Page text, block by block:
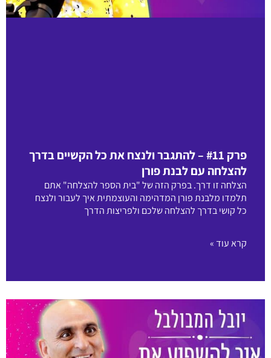
פרק #11 – להתגבר ולנצח את כל הקשיים בדרך
להצלחה עם לבנת פורן
הצלחה זו דרך. בפרק הזה של "בית הספר להצלחה" אתם
תלמדו מלבנת פורן המדהימה והעוצמתית איך לעבור ולנצח
כל קושי בדרך להצלחה שלכם ולפריצות הדרך
קרא עוד »